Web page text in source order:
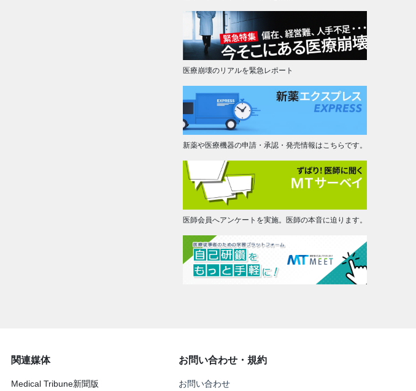
医療崩壊のリアルを緊急レポート
新薬や医療機器の申請・承認・発売情報はこちらです。
医師会員へアンケートを実施。医師の本音に迫ります。
関連媒体
Medical Tribune新聞版
お問い合わせ・規約
お問い合わせ